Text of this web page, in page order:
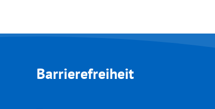
Barrierefreiheit